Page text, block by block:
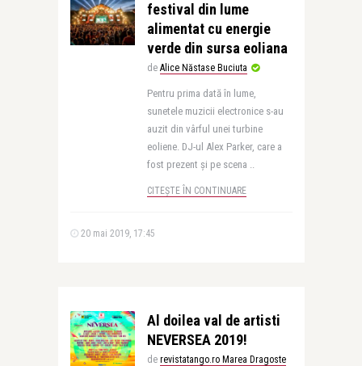
festival din lume
alimentat cu energie
verde din sursa eoliana
de Alice Năstase Buciuta
Pentru prima dată în lume,
sunetele muzicii electronice s-au
auzit din vârful unei turbine
eoliene. DJ-ul Alex Parker, care a
fost prezent și pe scena ..
CITEȘTE ÎN CONTINUARE
20 mai 2019, 17:45
Al doilea val de artisti
NEVERSEA 2019!
de revistatango.ro Marea Dragoste